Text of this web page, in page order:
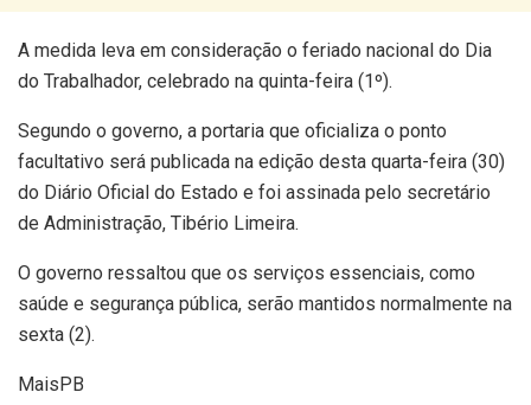
A medida leva em consideração o feriado nacional do Dia
do Trabalhador, celebrado na quinta-feira (1º).
Segundo o governo, a portaria que oficializa o ponto
facultativo será publicada na edição desta quarta-feira (30)
do Diário Oficial do Estado e foi assinada pelo secretário
de Administração, Tibério Limeira.
O governo ressaltou que os serviços essenciais, como
saúde e segurança pública, serão mantidos normalmente na
sexta (2).
MaisPB